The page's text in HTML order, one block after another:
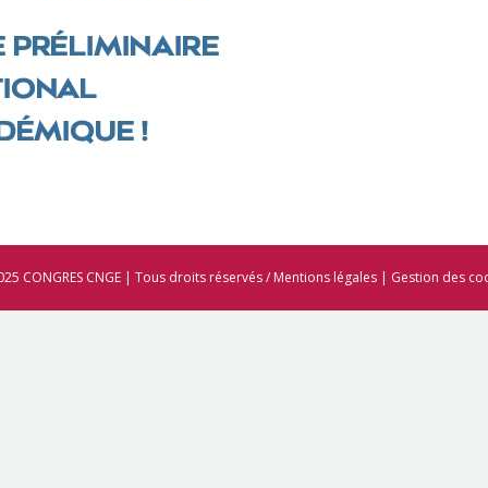
CONGRES CNGE | Tous droits réservés / Mentions légales| Gestion des